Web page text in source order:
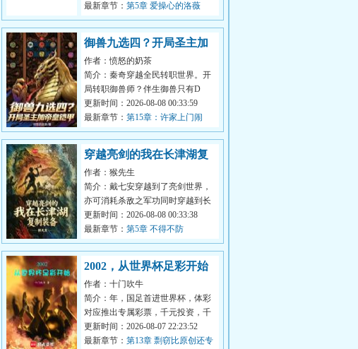
偏，发现...
最新章节： 第5章 爱操心的洛薇
御兽九选四？开局圣主加
帝皇铠甲
作者：愤怒的奶茶
简介：秦奇穿越全民转职世界。开
局转职御兽师？伴生御兽只有D
级？原身还把别人女友给NTR，苦
主还觉醒SSS...
更新时间：2026-08-08 00:33:59
最新章节： 第15章：许家上门闹
事！化身祖国人！
穿越亮剑的我在长津湖复
制装备
作者：猴先生
简介：戴七安穿越到了亮剑世界，
亦可消耗杀敌之军功同时穿越到长
津湖世界！拥有同时穿越的他，每
次都可以...
更新时间：2026-08-08 00:33:38
最新章节： 第5章 不得不防
2002，从世界杯足彩开始
作者：十门吹牛
简介：年，国足首进世界杯，体彩
对应推出专属彩票，千元投资，千
万盈利。年，SP短信增值业务爆
发，随便搞...
更新时间：2026-08-07 22:23:52
最新章节： 第13章 剽窃比原创还专